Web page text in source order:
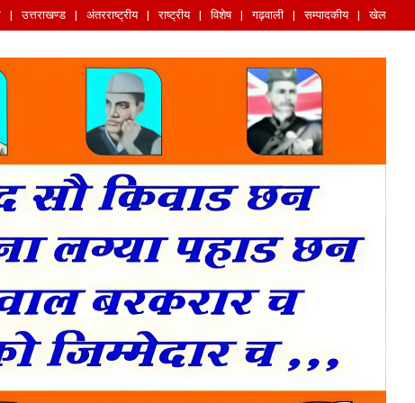
उत्तराखण्ड अंतरराष्ट्रीय राष्ट्रीय विशेष गढ़वाली सम्पादकीय खेल